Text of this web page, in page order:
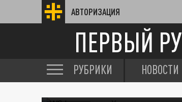
АВТОРИЗАЦИЯ
ПЕРВЫЙ
РУБРИКИ НОВОСТИ